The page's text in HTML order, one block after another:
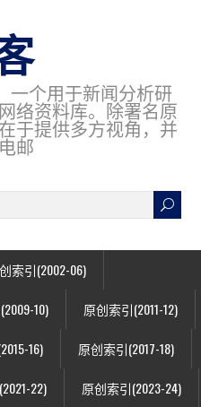
，一个用于新闻分析研
络资料库。除署名原
于提供多方视角，并
邮
索引(2002-06)
10) 原创索引(2011-12)
16) 原创索引(2017-18)
22) 原创索引(2023-24)